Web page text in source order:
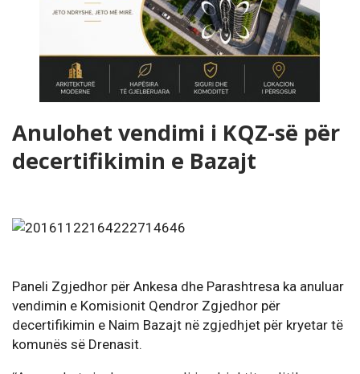
Anulohet vendimi i KQZ-së për
decertifikimin e Bazajt
Paneli Zgjedhor për Ankesa dhe Parashtresa ka anuluar
vendimin e Komisionit Qendror Zgjedhor për
decertifikimin e Naim Bazajt në zgjedhjet për kryetar të
komunës së Drenasit.